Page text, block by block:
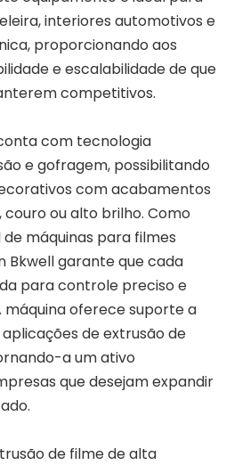
interiores automotivos e
proporcionando aos
e escalabilidade de que
competitivos.
com tecnologia
e gofragem, possibilitando
com acabamentos
ou alto brilho. Como
máquinas para filmes
Bkwell garante que cada
para controle preciso e
máquina oferece suporte a
de extrusão de
a um ativo
que desejam expandir
de filme de alta